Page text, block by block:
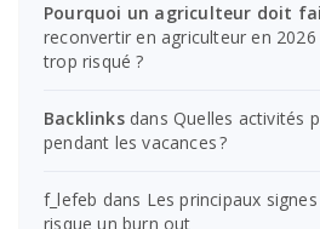
Pourquoi un agriculteur doit
reconvertir en agriculteur en
trop risqué ?
BacklinksdansQuelles activités
pendant les vacances ?
f_lefeb dans Les principaux
risque un burn out